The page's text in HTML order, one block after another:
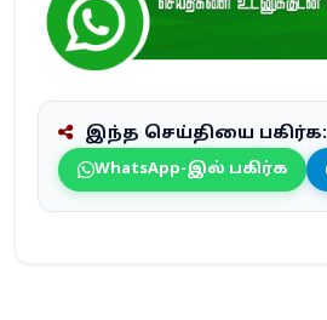
இந்த செய்தியை பகிர்க:
WhatsApp-இல் பகிர்க